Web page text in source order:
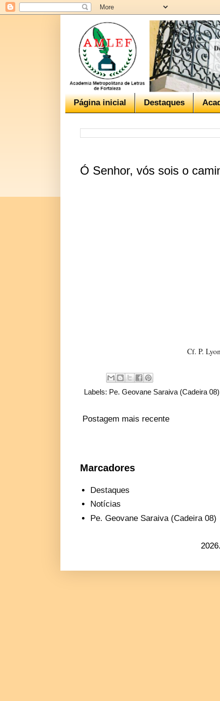
Página inicial Destaques
Ó Senhor, vós sois o
Cf. P.
Labels: Pe. Geovane Saraiva (Cadeira 08)
Postagem mais recente
Marcadores
Destaques
Notícias
Pe. Geovane Saraiva (Cadeira 08)